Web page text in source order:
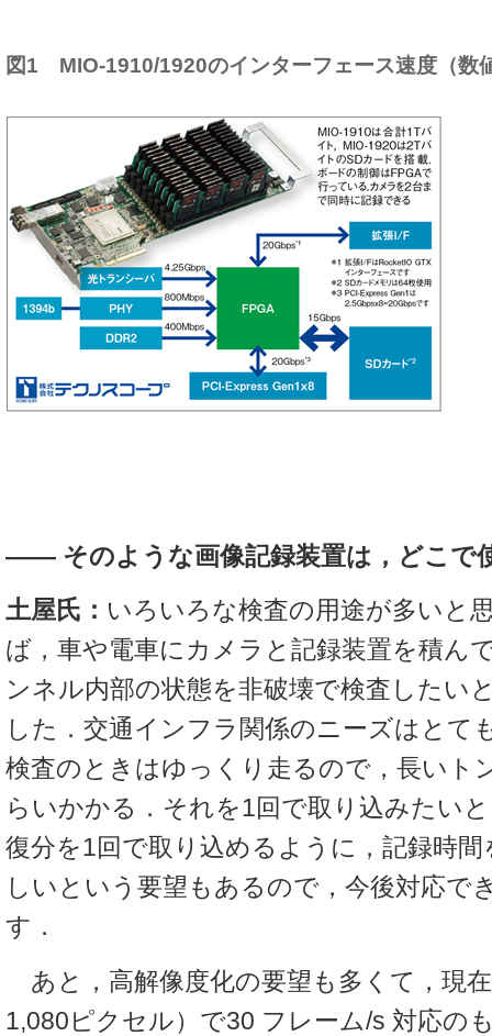
図1 MIO-1910/1920のインターフェース速度（数
―― そのような画像記録装置は，どこで
土屋氏： いろいろな検査の用途が多いと
ば，車や電車にカメラと記録装置を積ん
ンネル内部の状態を非破壊で検査したい
した．交通インフラ関係のニーズはとて
検査のときはゆっくり走るので，長いト
らいかかる．それを1回で取り込みたい
復分を1回で取り込めるように，記録時
しいという要望もあるので，今後対応で
す．
あと，高解像度化の要望も多くて，現
1,080ピクセル）で30 フレーム/s 対応の